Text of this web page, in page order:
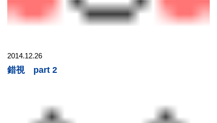
2014.12.26
錯視 part 2